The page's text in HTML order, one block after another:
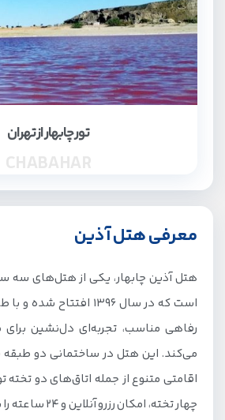
تور چابهار از تهران
معرفی هتل آذین
هتل آذین چابهار، یکی از هتل‌های سه
است که در سال 1396
رفاهی مناسب، تجربه‌ای دل‌نشین
اقامتی متنوع از جمله اتاق‌های دو تخته
چهار تخته، امکان